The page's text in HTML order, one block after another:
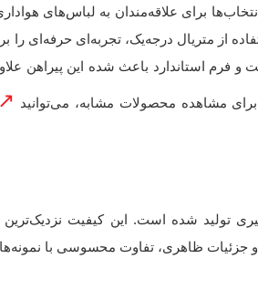
یکی از بهترین انتخاب‌ها برای علاقه‌مندان به
از متریال درجه‌یک، تجربه‌ای حرفه‌ای را
و فرم استاندارد باعث شده این پیراهن
برای مشاهده محصولات مشابه، می‌توانید
با کیفیت اورجینال پلیری تولید شده است. این کیفیت
ظاهری، تفاوت محسوسی با